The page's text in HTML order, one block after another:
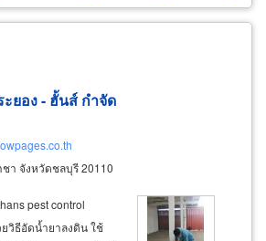
ยอง - ฮั้นส์ กำจัด
า จังหวัดชลบุรี 20110
pest control
วิธีอัดน้ำยาลงดิน ใช้